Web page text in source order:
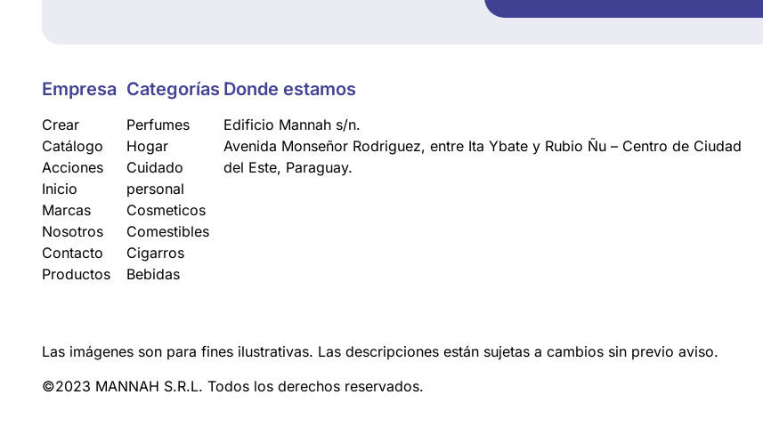
Empresa
Crear
Catálogo
Acciones
Inicio
Marcas
Nosotros
Contacto
Productos
Categorías
Perfumes
Hogar
Cuidado
personal
Cosmeticos
Comestibles
Cigarros
Bebidas
Donde estamos
Edificio Mannah s/n.
Avenida Monseñor Rodriguez, entre Ita Ybate y Rubio Ñu – Centro de Ciudad
del Este, Paraguay.
Las imágenes son para fines ilustrativas. Las descripciones están sujetas a cambios sin previo aviso.
©2023 MANNAH S.R.L. Todos los derechos reservados.